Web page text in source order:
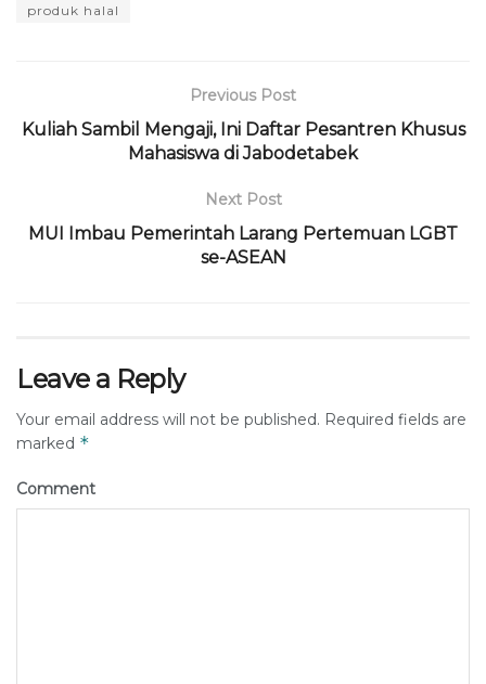
produk halal
Previous Post
Kuliah Sambil Mengaji, Ini Daftar Pesantren Khusus
Mahasiswa di Jabodetabek
Next Post
MUI Imbau Pemerintah Larang Pertemuan LGBT
se-ASEAN
Leave a Reply
Your email address will not be published. Required fields are
marked *
Comment